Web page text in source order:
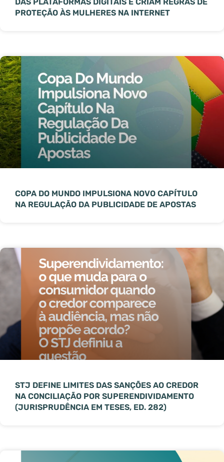
DAS PLATAFORMAS DIGITAIS E CRIAM REGRAS DE
PROTEÇÃO ÀS MULHERES NA INTERNET
COPA DO MUNDO IMPULSIONA NOVO CAPÍTULO
NA REGULAÇÃO DA PUBLICIDADE DE APOSTAS
STJ DEFINE LIMITES DAS SANÇÕES AO CREDOR
NA CONCILIAÇÃO POR SUPERENDIVIDAMENTO
(JURISPRUDÊNCIA EM TESES, ED. 282)